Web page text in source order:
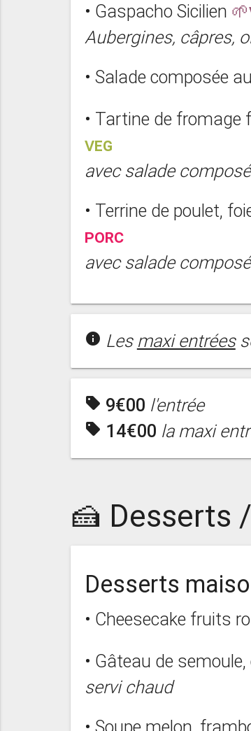
• Gaspacho Sicilien
Aubergines, câpres,
• Salade composée
• Tartine de fromage
VEG
avec salade
• Terrine de poulet,
PORC
avec salade
info Les maxi entrées
sell 9€00 l'entrée
sell 14€00 la maxi
🍰 Desserts
Desserts
• Cheesecake fruits
• Gâteau de
servi chaud